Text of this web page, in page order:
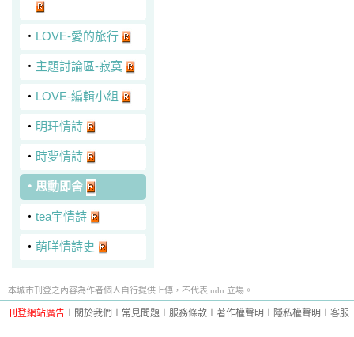
‧ LOVE-愛的旅行
‧ 主題討論區-寂寞
‧ LOVE-編輯小組
‧ 明玕情詩
‧ 時夢情詩
‧ 思動即舍
‧ tea宇情詩
‧ 萌咩情詩史
本城市刊登之內容為作者個人自行提供上傳，不代表 udn 立場。
刊登網站廣告 關於我們 常見問題 服務條款 著作權聲明 隱私權聲明 客服